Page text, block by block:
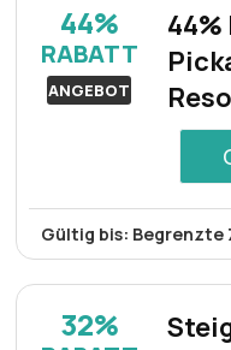
Angebote für eine
gesamten Sortiment.
ist Ihre Chance, viel zu
44%
RABATT
ANGEBOT
44%
Gültig bis: Begrenzte
was seine
32%